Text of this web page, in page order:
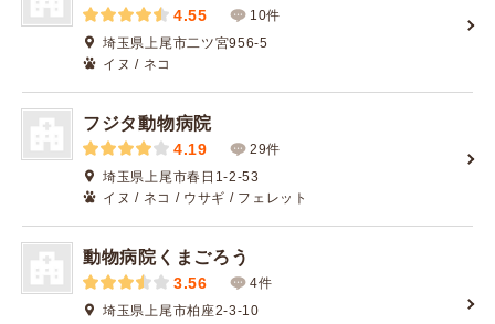
4.55
10件
埼玉県上尾市二ツ宮956-5
イヌ / ネコ
フジタ動物病院
4.19
29件
埼玉県上尾市春日1-2-53
イヌ / ネコ / ウサギ / フェレット
動物病院くまごろう
3.56
4件
埼玉県上尾市柏座2-3-10